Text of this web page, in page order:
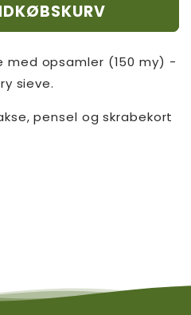
med opsamler (150 my) -
sieve.
pensel og skrabekort